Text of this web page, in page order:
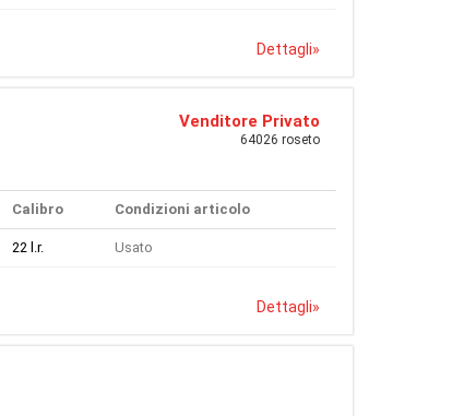
Dettagli»
Venditore Privato
64026 roseto
Calibro Condizioni articolo
22 l.r. Usato
Dettagli»